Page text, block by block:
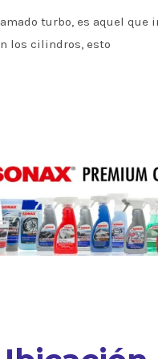
turbo, es aquel que
los cilindros, esto